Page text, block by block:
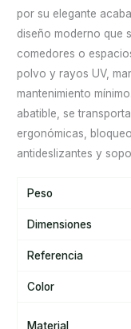
por su elegante
diseño moderno que
comedores o
polvo y rayos UV,
mantenimiento
abatible, se
ergonómicas,
antideslizantes y
Peso
Dimensiones
Referencia
Color
Material